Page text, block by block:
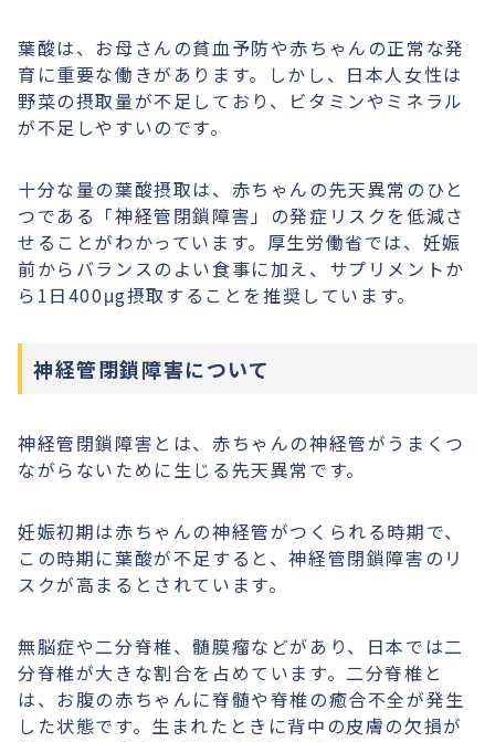
葉酸は、お母さんの貧血予防や赤ちゃんの正常な発
育に重要な働きがあります。しかし、日本人女性は
野菜の摂取量が不足しており、ビタミンやミネラル
が不足しやすいのです。
十分な量の葉酸摂取は、赤ちゃんの先天異常のひと
つである「神経管閉鎖障害」の発症リスクを低減さ
せることがわかっています。厚生労働省では、妊娠
前からバランスのよい食事に加え、サプリメントか
ら1日400μg摂取することを推奨しています。
神経管閉鎖障害について
神経管閉鎖障害とは、赤ちゃんの神経管がうまくつ
ながらないために生じる先天異常です。
妊娠初期は赤ちゃんの神経管がつくられる時期で、
この時期に葉酸が不足すると、神経管閉鎖障害のリ
スクが高まるとされています。
無脳症や二分脊椎、髄膜瘤などがあり、日本では二
分脊椎が大きな割合を占めています。二分脊椎と
は、お腹の赤ちゃんに脊髄や脊椎の癒合不全が発生
した状態です。生まれたときに背中の皮膚の欠損が